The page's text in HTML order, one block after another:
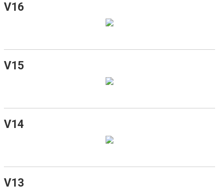
ALLMÄNHETENS ÅKNING
V16
V15
V14
V13